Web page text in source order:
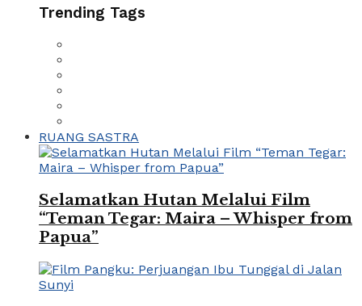
Trending Tags
RUANG SASTRA
Selamatkan Hutan Melalui Film
“Teman Tegar: Maira – Whisper from
Papua”